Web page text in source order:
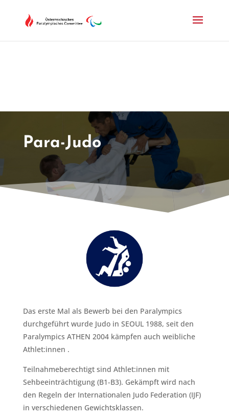
Para-Judo
Das erste Mal als Bewerb bei den Paralympics
durchgeführt wurde Judo in SEOUL 1988, seit den
Paralympics ATHEN 2004 kämpfen auch weibliche
Athlet:innen .
Teilnahmeberechtigt sind Athlet:innen mit
Sehbeeinträchtigung (B1-B3). Gekämpft wird nach
den Regeln der Internationalen Judo Federation (IJF)
in verschiedenen Gewichtsklassen.